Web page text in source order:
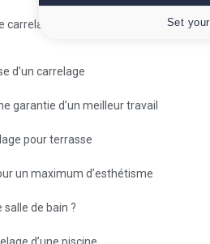
carrelage ancien et leurs
d’un carrelage
garantie d’un meilleur travail
pour terrasse
un maximum d’esthétisme
de bain ?
d’une piscine
Set